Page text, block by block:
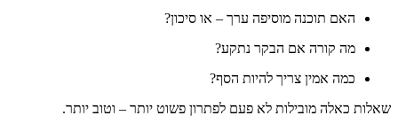
האם תוכנה מוסיפה ערך – או סיכון?
מה קורה אם הבקר נתקע?
כמה אמין צריך להיות הסף?
שאלות כאלה מובילות לא פעם לפתרון פשוט יותר – וטוב יותר.